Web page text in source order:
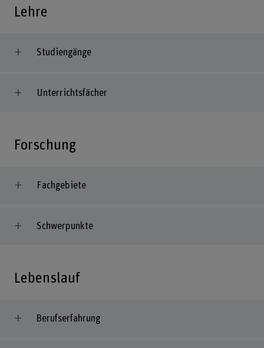
Lehre
Studiengänge
Unterrichtsfächer
Forschung
Fachgebiete
Schwerpunkte
Lebenslauf
Berufserfahrung